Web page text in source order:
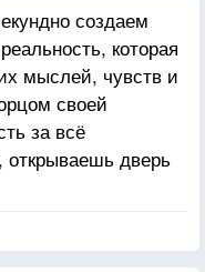
создаем
которая
мыслей, чувств и
своей
за всё
открываешь дверь